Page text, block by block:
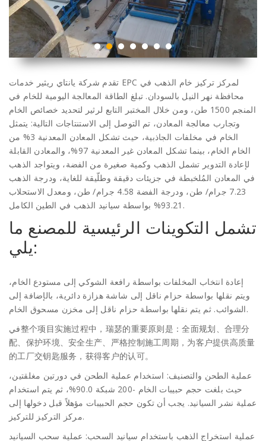
تقدم شركة يانتاي ريثير خدمات EPC لمركز تركيز خام الذهب في
محافظة نهر النيل بالسودان. تبلغ الطاقة المعالجة اليومية للخام في
المنجم 1500 طن، ومن خلال المختبر التابع لرثير لتحديد خصائص الخام
وتجارب معالجة المعادن، تم التوصل إلى الاستنتاجات التالية: يتمثل
الخام في مخلفات الجاذبية، حيث تشكل المعادن المعدنية 3% من
الخام الخام، بينما تشكل المعادن غير المعدنية 97%، والمعادن القابلة
لإعادة التدوير تشمل الذهب وكمية صغيرة من الفضة، ويتواجد الذهب
في المعادن المُلخبطة في جزيئات دقيقة وطلّيقة للغاية، ودرجة الذهب
7.23 جرام/ طن، ودرجة الفضة 4.58 جرام/ طن، ومعدل الاستحلاب
93.21% بواسطة سيانيد الذهب في الطين الكامل.
تشمل التكوينات الرئيسية للمصنع ما
يلي:
إعادة انتخاب المخلفات بواسطة رافعة الشوكي إلى مستودع الخام،
ويتم نقلها بواسطة حزام ناقل إلى شاشة هزازة دائرية، بالإضافة إلى
الشوائب. ثم يتم نقلها بواسطة حزام ناقل إلى مخزن مسحوق الخام.
في整个项目实施过程中，瑞瑟的重要原则是：全面规划、合理分
配、保护环境、安全生产、严格控制施工周期，为客户提供高质量
的工厂交钥匙服务，获得客户的认可。
عملية الطحن والتصنيف: استخدام عملية الطحن في دورتين مغلقتين،
حيث بلغت حجم حبيبات الخام -200 شبكة 90.0%، ثم يتم استخدام
عملية نشر السيانيد. يجب أن تكون حجم الحبيبات مؤهلاً قبل دخولها إلى
مركز التركيز للتركيز.
عملية استخراج الذهب باستخدام سيانيد السحب: عملية سحب السيانيد